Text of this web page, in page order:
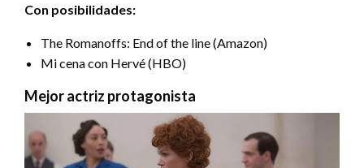
Con posibilidades:
The Romanoffs: End of the line (Amazon)
Mi cena con Hervé (HBO)
Mejor actriz protagonista